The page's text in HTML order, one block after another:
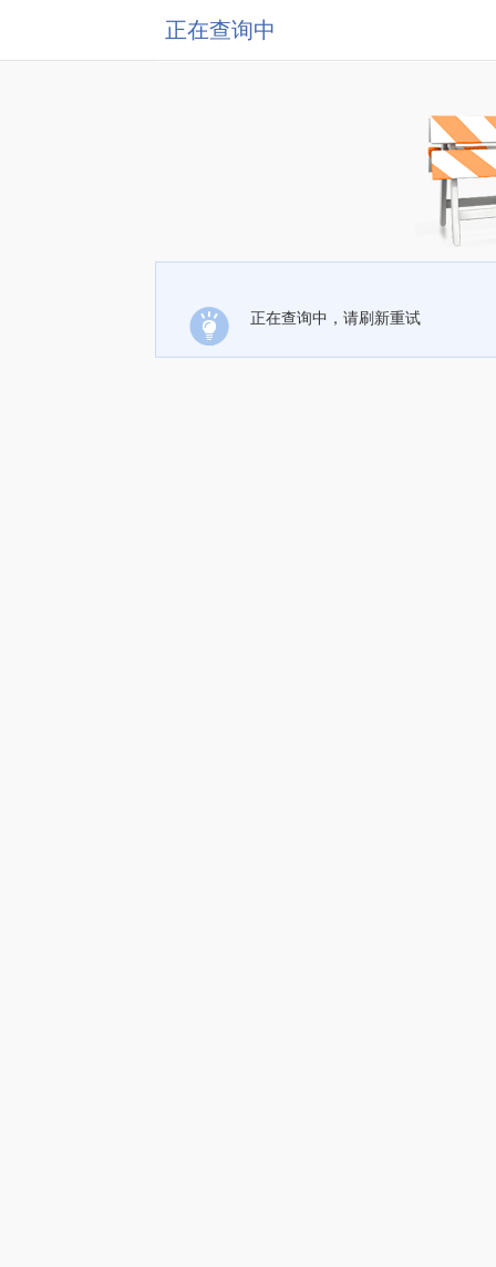
正在查询中
正在查询中，请刷新重试